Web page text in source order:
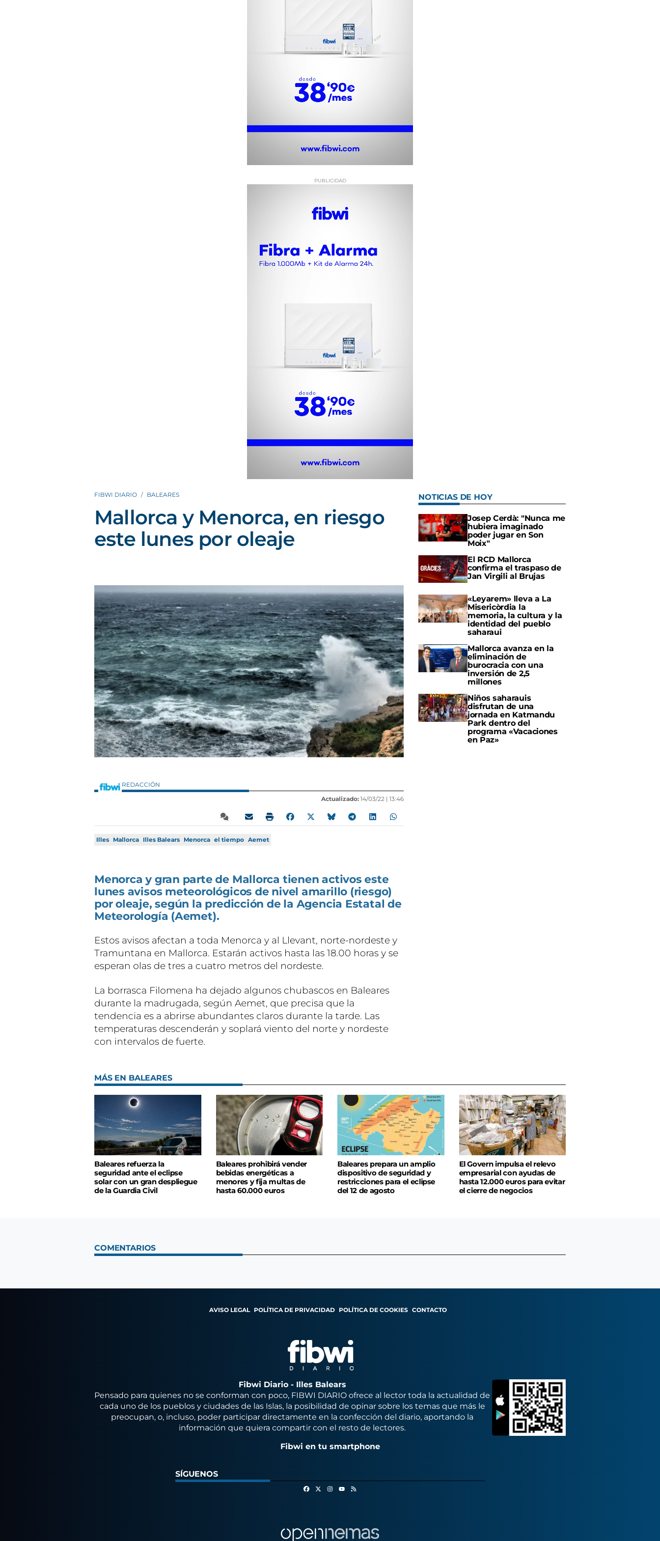
FIBWI DIARIO BALEARES
Mallorca y Menorca, en riesgo
este lunes por oleaje
REDACCIÓN
Actualizado: 14/03/22 | 13:46
Illes Mallorca Illes Balears Menorca el tiempo Aemet
Menorca y gran parte de Mallorca tienen activos este
lunes avisos meteorológicos de nivel amarillo (riesgo)
por oleaje, según la predicción de la Agencia Estatal de
Meteorología (Aemet).
Estos avisos afectan a toda Menorca y al Llevant, norte-nordeste y
Tramuntana en Mallorca. Estarán activos hasta las 18.00 horas y se
esperan olas de tres a cuatro metros del nordeste.
La borrasca Filomena ha dejado algunos chubascos en Baleares
durante la madrugada, según Aemet, que precisa que la
tendencia es a abrirse abundantes claros durante la tarde. Las
temperaturas descenderán y soplará viento del norte y nordeste
con intervalos de fuerte.
NOTICIAS DE HOY
Josep Cerdà: "Nunca me
hubiera imaginado
poder jugar en Son
Moix"
El RCD Mallorca
confirma el traspaso de
Jan Virgili al Brujas
«Leyarem» lleva a La
Misericòrdia la
memoria, la cultura y la
identidad del pueblo
saharaui
Mallorca avanza en la
eliminación de
burocracia con una
inversión de 2,5
millones
Niños saharauis
disfrutan de una
jornada en Katmandu
Park dentro del
programa «Vacaciones
en Paz»
MÁS EN BALEARES
Baleares refuerza la
seguridad ante el eclipse
solar con un gran despliegue
de la Guardia Civil
Baleares prohibirá vender
bebidas energéticas a
menores y fija multas de
hasta 60.000 euros
Baleares prepara un amplio
dispositivo de seguridad y
restricciones para el eclipse
del 12 de agosto
El Govern impulsa el relevo
empresarial con ayudas de
hasta 12.000 euros para evitar
el cierre de negocios
COMENTARIOS
AVISO LEGAL POLÍTICA DE PRIVACIDAD POLÍTICA DE COOKIES CONTACTO
Fibwi Diario - Illes Balears
Pensado para quienes no se conforman con poco, FIBWI DIARIO ofrece al lector toda la actualidad de
cada uno de los pueblos y ciudades de las Islas, la posibilidad de opinar sobre los temas que más le
preocupan, o, incluso, poder participar directamente en la confección del diario, aportando la
información que quiera compartir con el resto de lectores.
Fibwi en tu smartphone
SÍGUENOS
FacebookInstagram